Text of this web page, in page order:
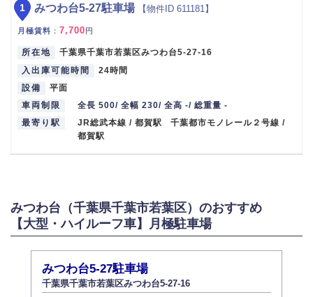
みつわ台5-27駐車場 【物件ID 611181】
月極賃料 ： 7,700円
所在地
千葉県千葉市若葉区みつわ台5-27-16
入出庫可能時間
24時間
設備
平面
車両制限
全長 500/ 全幅 230/ 全高 -/ 総重量 -
最寄り駅
JR総武本線 / 都賀駅 千葉都市モノレール２号線 /
都賀駅
1
みつわ台（千葉県千葉市若葉区）のおすすめ
【大型・ハイルーフ車】月極駐車場
みつわ台5-27駐車場
千葉県千葉市若葉区みつわ台5-27-16